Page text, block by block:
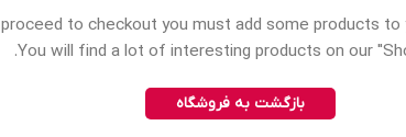
to checkout you must add some products to
You will find a lot of interesting products on our
بازگشت به فروشگاه